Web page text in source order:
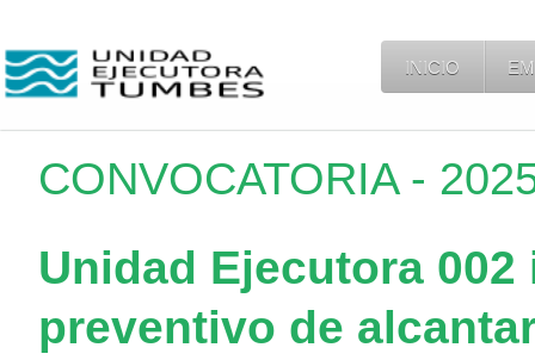
INICIO
CONVOCATORIA -
Unidad Ejecutora
preventivo de